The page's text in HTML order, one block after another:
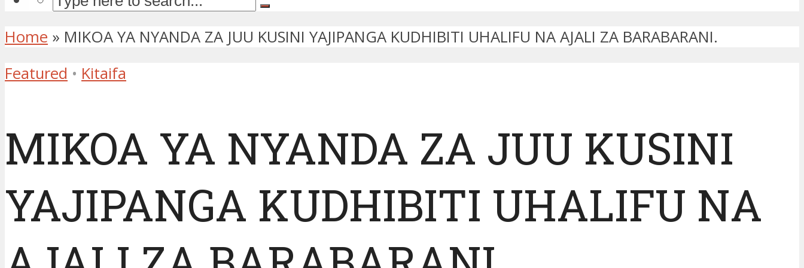
Home » MIKOA YA NYANDA ZA JUU KUSINI YAJIPANGA KUDHIBITI UHALIFU NA AJALI ZA BARABARANI.
Featured • Kitaifa
MIKOA YA NYANDA ZA JUU KUSINI
YAJIPANGA KUDHIBITI UHALIFU NA